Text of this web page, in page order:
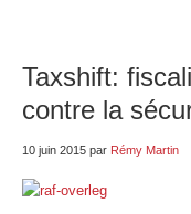
Taxshift:
contre la
10 juin 2015 par Rémy Martin